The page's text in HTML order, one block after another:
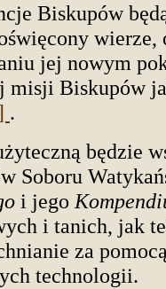
Biskupów
jej nowym
misji Biskupów
.
będzie
Soboru
i jego
i tanich, jak
za
technologii.